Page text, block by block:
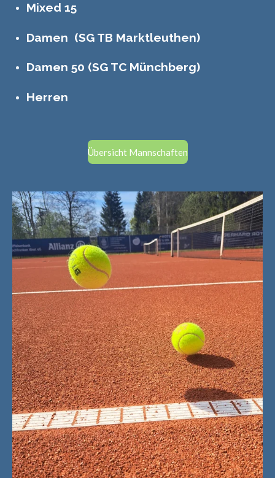
Mixed 15
Damen (SG TB Marktleuthen)
Damen 50 (SG TC Münchberg)
Herren
Übersicht Mannschaften